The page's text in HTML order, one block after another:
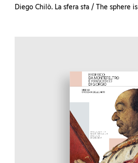
Diego Chilò. La sfera sta / The sphere is